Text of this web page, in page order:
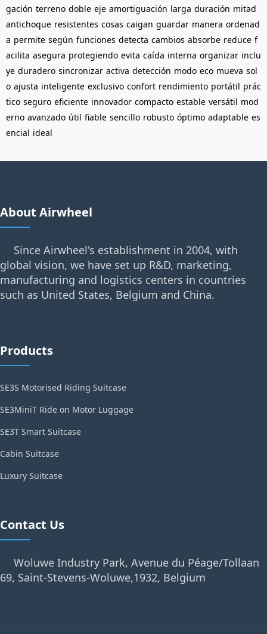
gación terreno doble eje amortiguación larga duración mitad
antichoque resistentes cosas caigan guardar manera ordenad
a permite según funciones detecta cambios absorbe reduce f
acilita asegura protegiendo evita caída interna organizar inclu
ye duradero sincronizar activa detección modo eco mueva sol
o ajusta inteligente exclusivo confort rendimiento portátil prác
tico seguro eficiente innovador compacto estable versátil mod
erno avanzado útil fiable sencillo robusto óptimo adaptable es
encial ideal
About Airwheel
Since Airwheel's establishment in 2004, with
global vision, we have set up R&D, marketing,
manufacturing and logistics centers in countries
such as United States, Belgium and China.
Products
SE3S Motorised Riding Suitcase
SE3MiniT Ride on Motor Luggage
SE3T Smart Suitcase
Cabin Suitcase
Luxury Suitcase
Contact Us
Woluwe Industry Park, Avenue du Péage/Tollaan
69, Saint-Stevens-Woluwe,1932, Belgium